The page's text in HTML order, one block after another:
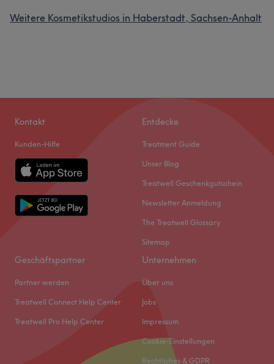
Weitere Kosmetikstudios in Haberstadt, Sachsen-Anhalt
Kontakt
Kunden-Hilfe
Entdecke
Treatment Guide
Unser Blog
Treatwell Geschenkgutschein
Newsletter Anmeldung
The Treatwell Glossary
Sitemap
Geschäftspartner
Partner werden
Treatwell Connect Help Center
Treatwell Pro Help Center
Unternehmen
Über uns
Jobs
Impressum
Cookie-Einstellungen
Rechtliches & GDPR